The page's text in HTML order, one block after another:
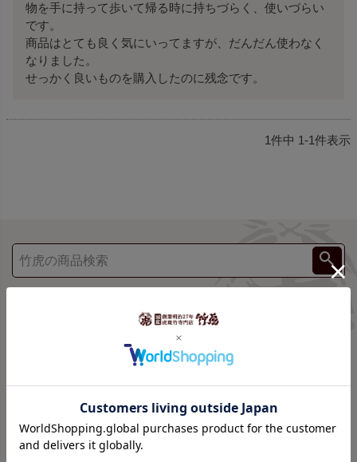
物を手に持って歩いて帰る時に持ちづらく、使いづらい
です。
商品はとても良く気にいってますが、だんだん使わなく
なりました。
せっかく良いものを購入したのに残念です。
1件中 1-1件表示
shopping guide
返品・交換について
ポイントについて